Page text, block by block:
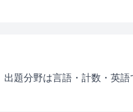
出題分野は言語・計数・英語